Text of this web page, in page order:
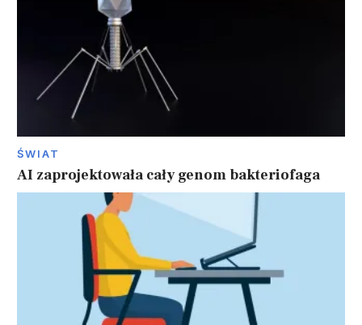
ŚWIAT
AI zaprojektowała cały genom bakteriofaga